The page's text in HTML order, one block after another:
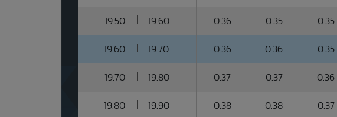
19.50 19.60 0.36 0.35 0.35
19.60 19.70 0.36 0.36 0.35
19.70 19.80 0.37 0.37 0.36
19.80 19.90 0.38 0.38 0.37